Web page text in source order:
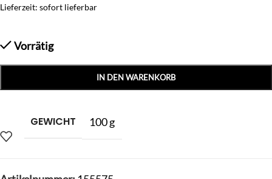
Lieferzeit: sofort lieferbar
Vorrätig
IN DEN WARENKORB
GEWICHT 100 g